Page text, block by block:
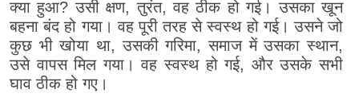
क्या हुआ? उसी क्षण, तुरंत, वह ठीक हो गई। उसका खून
बहना बंद हो गया। वह पूरी तरह से स्वस्थ हो गई। उसने जो
कुछ भी खोया था, उसकी गरिमा, समाज में उसका स्थान,
उसे वापस मिल गया। वह स्वस्थ हो गई, और उसके सभी
घाव ठीक हो गए।